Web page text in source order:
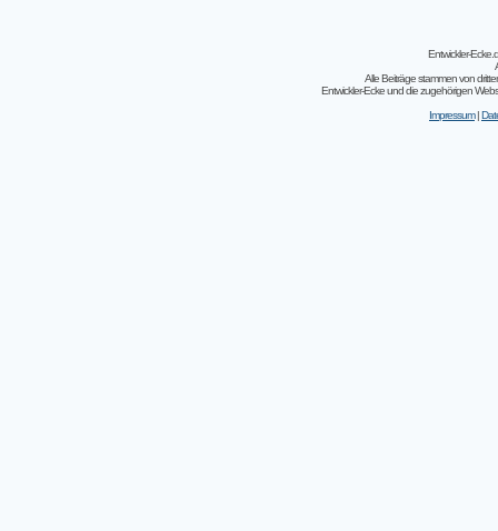
Entwickler-
Alle Beiträge stammen von
Entwickler-Ecke und die zugehörigen
Impressum|